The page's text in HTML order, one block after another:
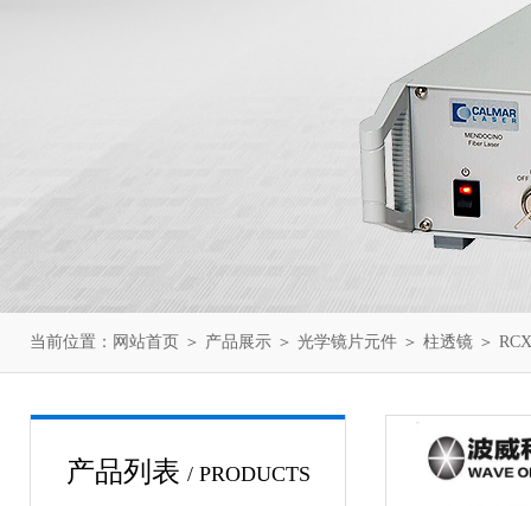
当前位置： 网站首页 ＞ 产品展示 ＞ 光学镜片元件 ＞ 柱透镜 ＞
产品列表 / PRODUCTS